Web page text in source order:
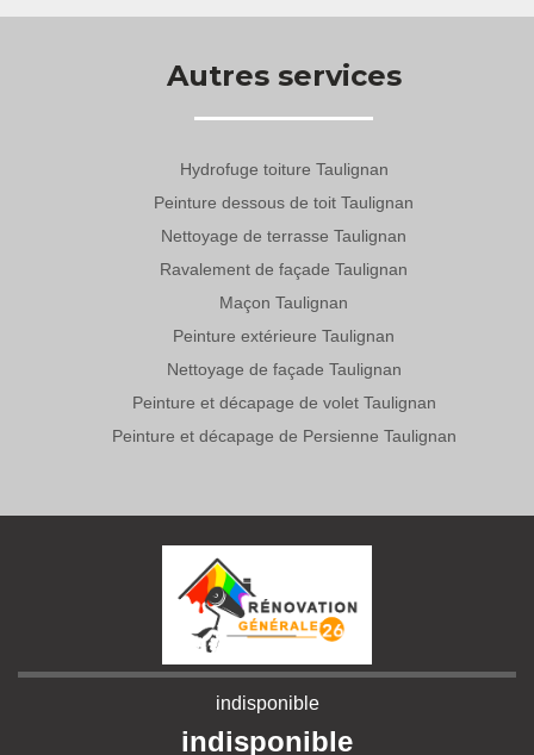
Autres services
Hydrofuge toiture Taulignan
Peinture dessous de toit Taulignan
Nettoyage de terrasse Taulignan
Ravalement de façade Taulignan
Maçon Taulignan
Peinture extérieure Taulignan
Nettoyage de façade Taulignan
Peinture et décapage de volet Taulignan
Peinture et décapage de Persienne Taulignan
indisponible
indisponible